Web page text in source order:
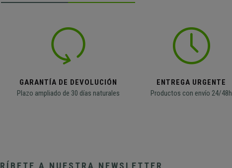
GARANTÍA DE DEVOLUCIÓN
Plazo ampliado de 30 días naturales
ENTREGA URGENTE
Productos con envío 24/48h
A NUESTRA NEWSLETTER